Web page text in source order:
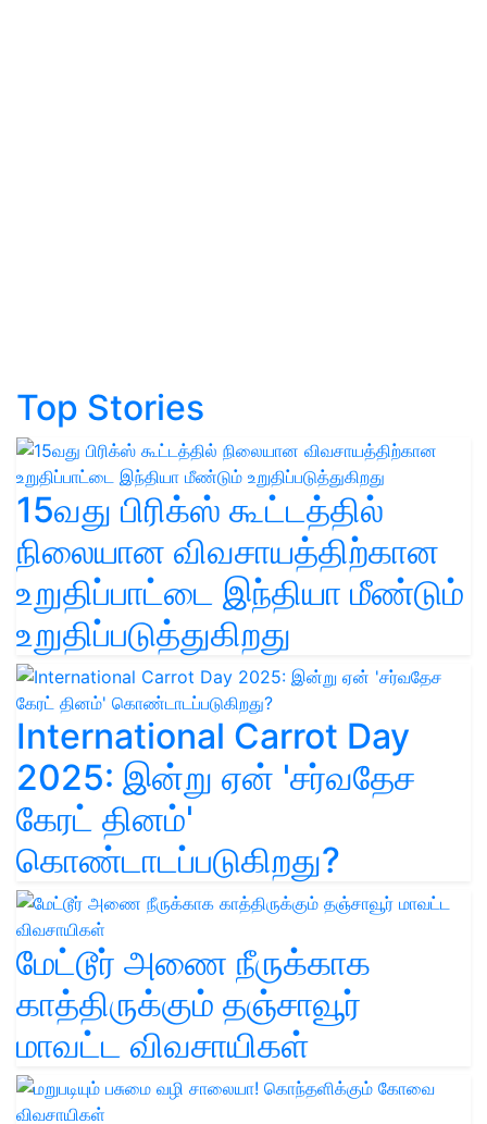
Top Stories
15வது பிரிக்ஸ் கூட்டத்தில்
நிலையான விவசாயத்திற்கான
உறுதிப்பாட்டை இந்தியா மீண்டும்
உறுதிப்படுத்துகிறது
International Carrot Day
2025: இன்று ஏன் 'சர்வதேச
கேரட் தினம்'
கொண்டாடப்படுகிறது?
மேட்டூர் அணை நீருக்காக
காத்திருக்கும் தஞ்சாவூர்
மாவட்ட விவசாயிகள்